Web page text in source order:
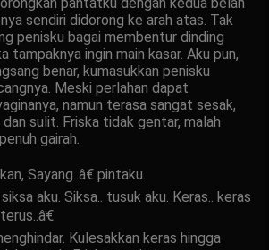
sendiri didorong ke arah atas. Tak
penisku bagai membentur dinding
tampaknya ingin main kasar. Aku pun,
benar, kumasukkan penisku
Meski perlahan dapat
namun terasa sangat sesak,
sulit. Friska tidak gentar, malah
gairah.
Sayang..â€ pintaku.
aku. Siksa.. tusuk aku. Keras.. keras
Kulesakkan keras hingga